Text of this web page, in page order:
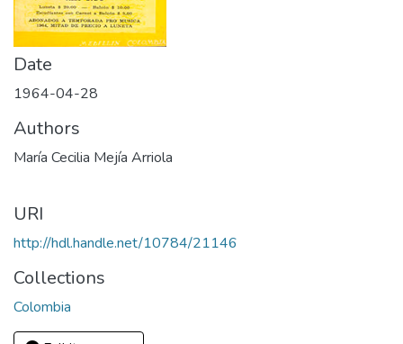
Date
1964-04-28
Authors
María Cecilia Mejía Arriola
URI
http://hdl.handle.net/10784/21146
Collections
Colombia